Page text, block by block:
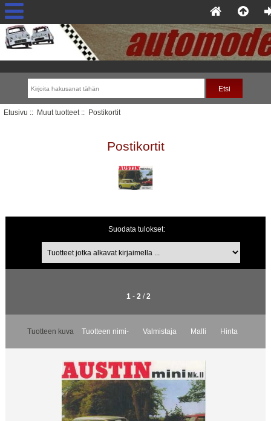
Etusivu :: Muut tuotteet:: Postikortit
Postikortit
Suodata tulokset:
1 - 2 /2
Tuotteen kuva Tuotteen nimi- Valmistaja Malli Hinta